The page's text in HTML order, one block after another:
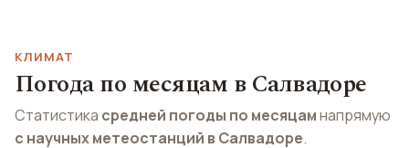
КЛИМАТ
Погода по месяцам в Салвадоре
Статистика средней погоды по месяцамнапрямую
с научных метеостанций в Салвадоре.